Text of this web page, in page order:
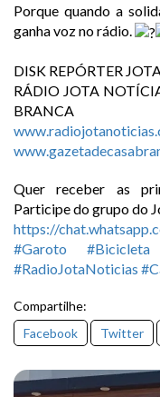
Porque quando a
ganha voz no rádio.
DISK REPÓRTER
RÁDIO JOTA
BRANCA
Quer receber as
Participe do grupo do
https://
#Garoto
#Bicicleta
#RadioJotaNoticias
Compartilhe:
Facebook
Twitter